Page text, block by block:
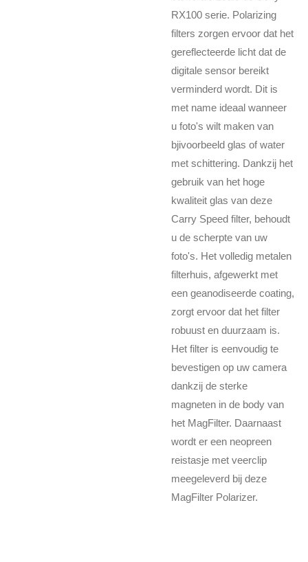
RX100 serie. Polarizing
filters zorgen ervoor dat het
gereflecteerde licht dat de
digitale sensor bereikt
verminderd wordt. Dit is
met name ideaal wanneer
u foto's wilt maken van
bjivoorbeeld glas of water
met schittering. Dankzij het
gebruik van het hoge
kwaliteit glas van deze
Carry Speed filter, behoudt
u de scherpte van uw
foto's. Het volledig metalen
filterhuis, afgewerkt met
een geanodiseerde coating,
zorgt ervoor dat het filter
robuust en duurzaam is.
Het filter is eenvoudig te
bevestigen op uw camera
dankzij de sterke
magneten in de body van
het MagFilter. Daarnaast
wordt er een neopreen
reistasje met veerclip
meegeleverd bij deze
MagFilter Polarizer.